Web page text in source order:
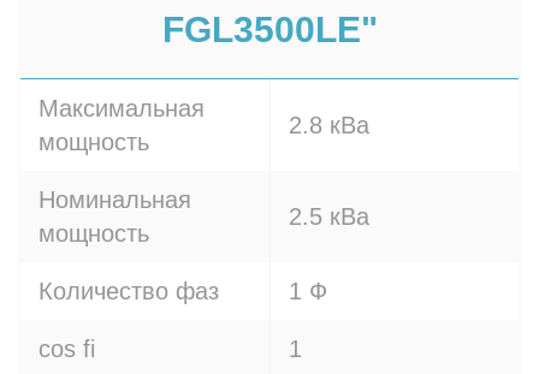
FGL3500LE"
Максимальная
мощность
2.8 кВа
Номинальная
мощность
2.5 кВа
Количество фаз 1 Ф
cos fi 1